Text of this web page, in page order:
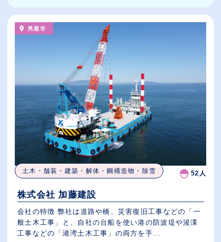
男鹿市
土木・舗装・建築・解体・鋼構造物・除雪 52人
株式会社 加藤建設
会社の特徴 弊社は道路や橋、災害復旧工事などの「一
般土木工事」と、自社の台船を使い港の防波堤や浚渫
工事などの「港湾土木工事」の両方を手...